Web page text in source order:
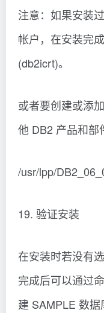
注意：如果安装
帐户，在安装完
(db2icrt)。
或者要创建或添
他 DB2 产品和部
/usr/lpp/
19. 验证安装
在安装时若没有
完成后可以通过
建 SAMPLE 数据